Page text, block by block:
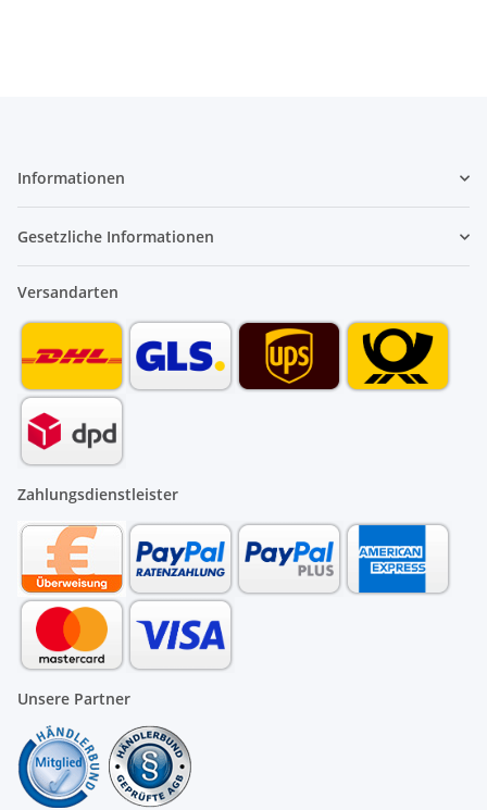
Informationen
Gesetzliche Informationen
Versandarten
Zahlungsdienstleister
Unsere Partner